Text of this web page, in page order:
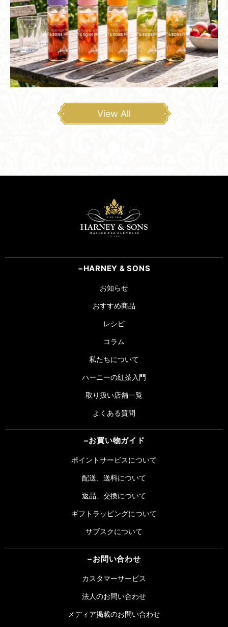
View All
HARNEY & SONS
お知らせ
おすすめ商品
レシピ
コラム
私たちについて
ハーニーの紅茶入門
取り扱い店舗一覧
よくある質問
お買い物ガイド
ポイントサービスについて
配送、送料について
返品、交換について
ギフトラッピングについて
サブスクについて
お問い合わせ
カスタマーサービス
法人のお問い合わせ
メディア掲載のお問い合わせ